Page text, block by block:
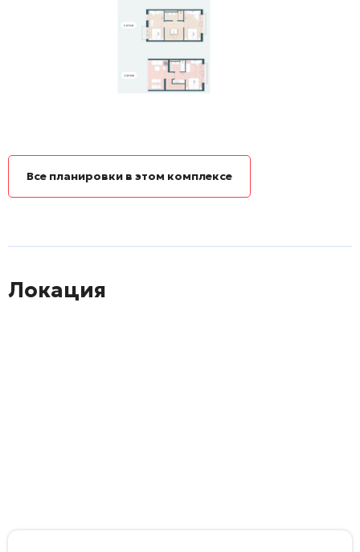
Все планировки в этом комплексе
Локация